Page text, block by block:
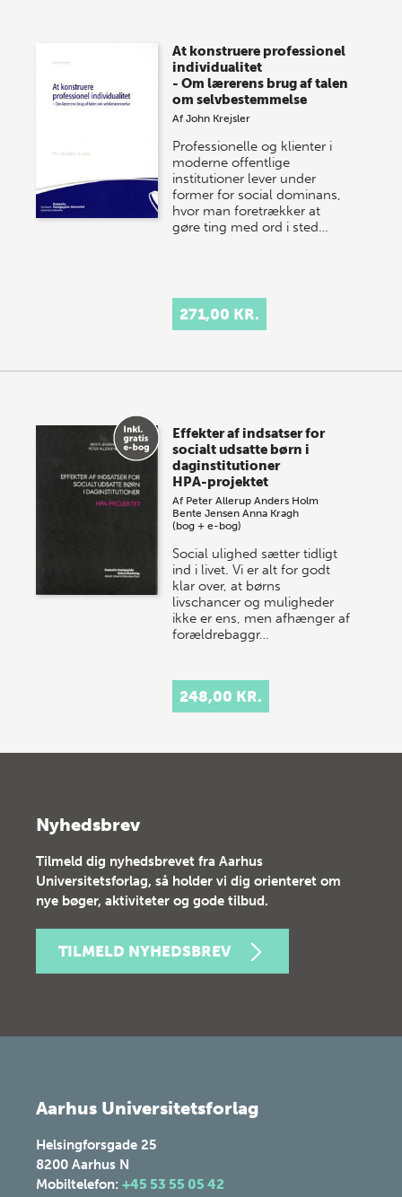
At konstruere professionel
individualitet
- Om lærerens brug af talen
om selvbestemmelse
AfJohn Krejsler
Professionelle og klienter i
moderne offentlige
institutioner lever under
former for social dominans,
hvor man foretrækker at
gøre ting med ord i sted…
271,00 KR.
Effekter af indsatser for
socialt udsatte børn i
daginstitutioner
HPA-projektet
Af Peter Allerup Anders Holm
Bente Jensen Anna Kragh
(bog + e-bog)
Social ulighed sætter tidligt
ind i livet. Vi er alt for godt
klar over, at børns
livschancer og muligheder
ikke er ens, men afhænger af
forældrebaggr…
248,00 KR.
Nyhedsbrev
Tilmeld dig nyhedsbrevet fra Aarhus
Universitetsforlag, så holder vi dig orienteret om
nye bøger, aktiviteter og gode tilbud.
TILMELD NYHEDSBREV
Aarhus Universitetsforlag
Helsingforsgade 25
8200 Aarhus N
Mobiltelefon: +45 53 55 05 42